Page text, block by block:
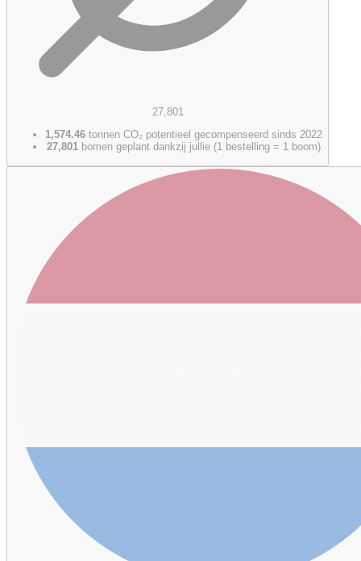
27,801
1,574.46 tonnen CO₂ potentieel gecompenseerd sinds 2022
27,801 bomen geplant dankzij jullie (1 bestelling = 1 boom)